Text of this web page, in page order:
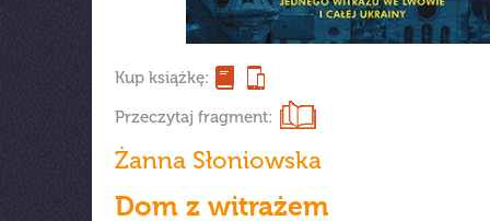
Kup książkę:
Przeczytaj fragment:
Żanna Słoniowska
Dom z witrażem